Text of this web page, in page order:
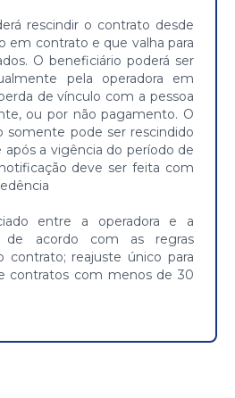
rescindir o contrato desde
em contrato e que valha para
O beneficiário poderá ser
pela operadora em
de vínculo com a pessoa
ou por não pagamento. O
somente pode ser rescindido
a vigência do período de
deve ser feita com
entre a operadora e a
de acordo com as regras
contrato; reajuste único para
contratos com menos de 30